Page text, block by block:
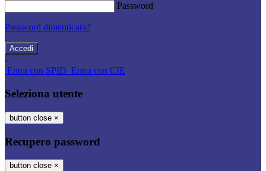
Password
Password dimenticata?
-
Entra con SPID Entra con CIE
Seleziona utente
button close ×
Recupero password
button close ×